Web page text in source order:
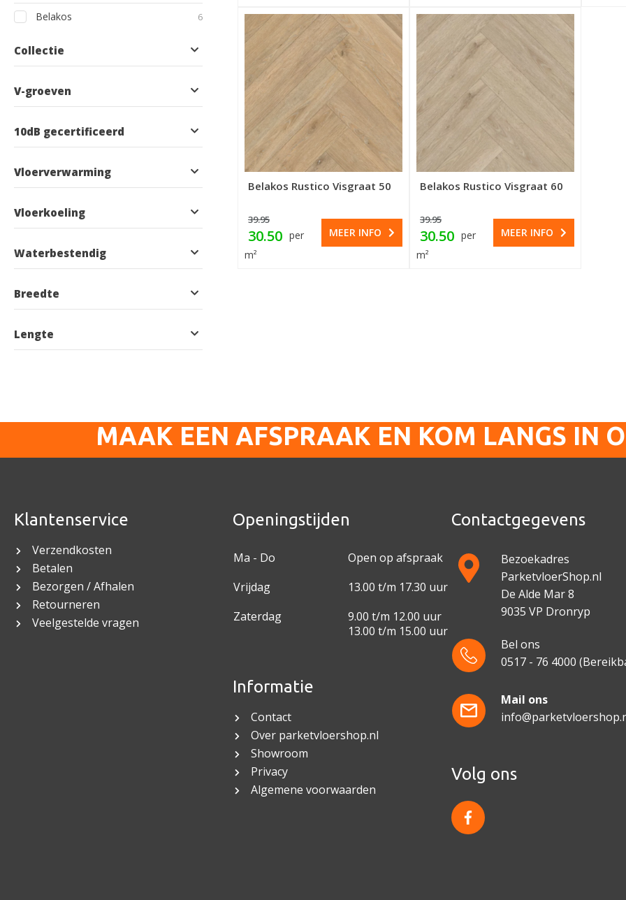
Belakos Rustico Visgraat 50
39.95
30.50 per
m²
MEER INFO
Belakos Rustico Visgraat 60
39.95
30.50 per
m²
MEER INFO
Belakos 6producten
Collectie
V-groeven
10dB gecertificeerd
Vloerverwarming
Vloerkoeling
Waterbestendig
Breedte
Lengte
MAAK EEN AFSPRAAK EN KOM LANGS IN
Klantenservice
Verzendkosten
Betalen
Bezorgen / Afhalen
Retourneren
Veelgestelde vragen
Openingstijden
Ma - Do
Open op afspraak
Vrijdag
13.00 t/m 17.30 uur
Zaterdag
9.00 t/m 12.00 uur
13.00 t/m 15.00 uur
Informatie
Contact
Over parketvloershop.nl
Showroom
Privacy
Algemene voorwaarden
Contactgegevens
Bezoekadres
ParketvloerShop.nl
De Alde Mar 8
9035 VP Dronryp
Bel ons
0517 - 76 4000
Mail ons
Volg ons
f
a
c